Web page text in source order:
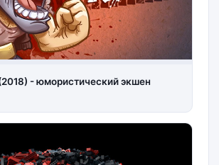
- юмористический экшен